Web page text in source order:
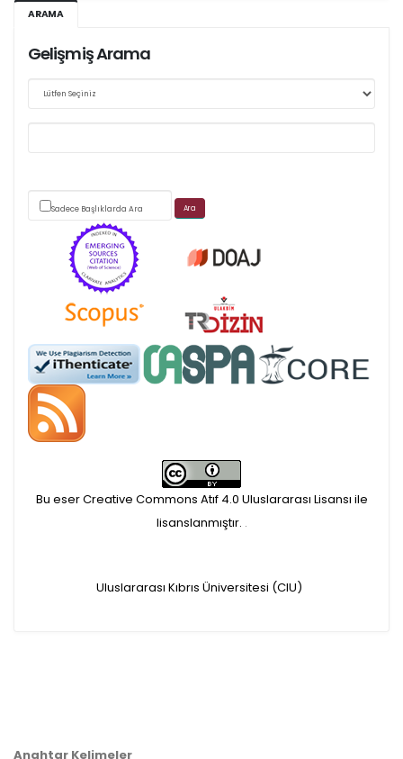
Kasım 2026/IV - 128
üzerinden yürütülmektedir.
Scimago's grade
APC ödemesi
Öndenetimden geçen
makaleler için, 100 Avro
Makale İşletim Ücreti (APC)
makaleler için yazarlara
ARAMA
Gelişmiş Arama
Sadece Başlıklarda Ara
Bu eser Creative Commons Atıf 4.0 Uluslararası Lisansı ile
lisanslanmıştır. .
Uluslararası Kıbrıs Üniversitesi (CIU)
Anahtar Kelimeler